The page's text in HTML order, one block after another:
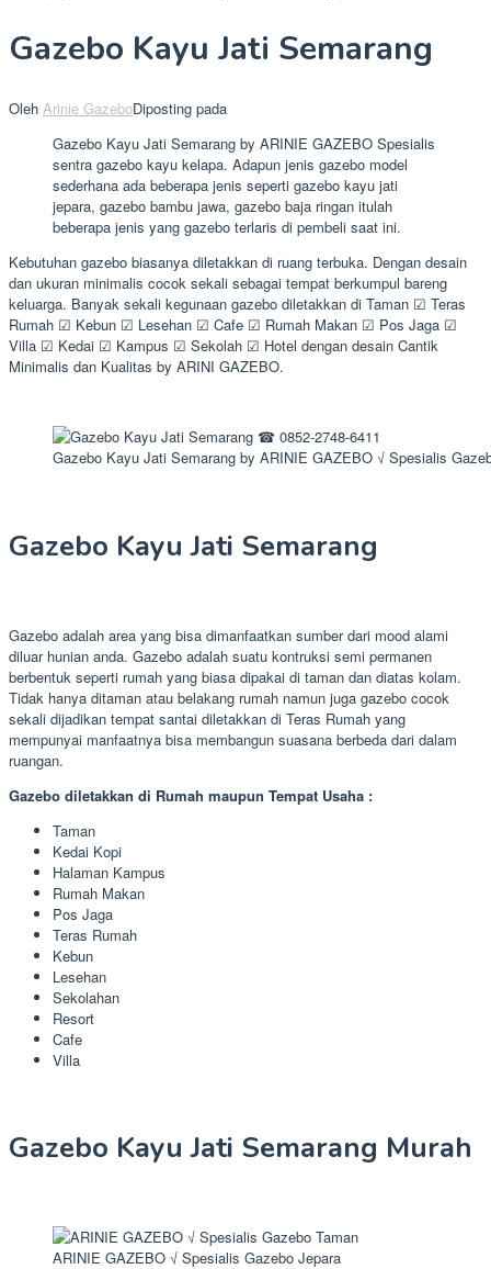
Gazebo Kayu Jati Semarang
Oleh Arinie GazeboDiposting pada
Gazebo Kayu Jati Semarang by ARINIE GAZEBO Spesialis
sentra gazebo kayu kelapa. Adapun jenis gazebo model
sederhana ada beberapa jenis seperti gazebo kayu jati
jepara, gazebo bambu jawa, gazebo baja ringan itulah
beberapa jenis yang gazebo terlaris di pembeli saat ini.
Kebutuhan gazebo biasanya diletakkan di ruang terbuka. Dengan desain
dan ukuran minimalis cocok sekali sebagai tempat berkumpul bareng
keluarga. Banyak sekali kegunaan gazebo diletakkan di Taman ☑ Teras
Rumah ☑ Kebun ☑ Lesehan ☑ Cafe ☑ Rumah Makan ☑ Pos Jaga ☑
Villa ☑ Kedai ☑ Kampus ☑ Sekolah ☑ Hotel dengan desain Cantik
Minimalis dan Kualitas by ARINI GAZEBO.
Gazebo Kayu Jati Semarang by ARINIE GAZEBO √ Spesialis
Gazebo Kayu Jati Semarang
Gazebo adalah area yang bisa dimanfaatkan sumber dari mood alami
diluar hunian anda. Gazebo adalah suatu kontruksi semi permanen
berbentuk seperti rumah yang biasa dipakai di taman dan diatas kolam.
Tidak hanya ditaman atau belakang rumah namun juga gazebo cocok
sekali dijadikan tempat santai diletakkan di Teras Rumah yang
mempunyai manfaatnya bisa membangun suasana berbeda dari dalam
ruangan.
Gazebo diletakkan di Rumah maupun Tempat Usaha :
Taman
Kedai Kopi
Halaman Kampus
Rumah Makan
Pos Jaga
Teras Rumah
Kebun
Lesehan
Sekolahan
Resort
Cafe
Villa
Gazebo Kayu Jati Semarang Murah
ARINIE GAZEBO √ Spesialis Gazebo Jepara